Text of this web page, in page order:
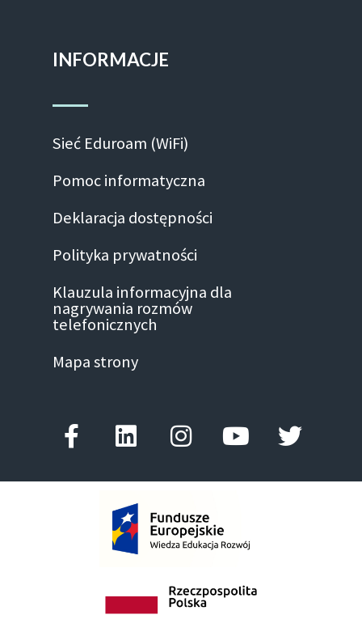
INFORMACJE
Sieć Eduroam (WiFi)
Pomoc informatyczna
Deklaracja dostępności
Polityka prywatności
Klauzula informacyjna dla
nagrywania rozmów
telefonicznych
Mapa strony
f